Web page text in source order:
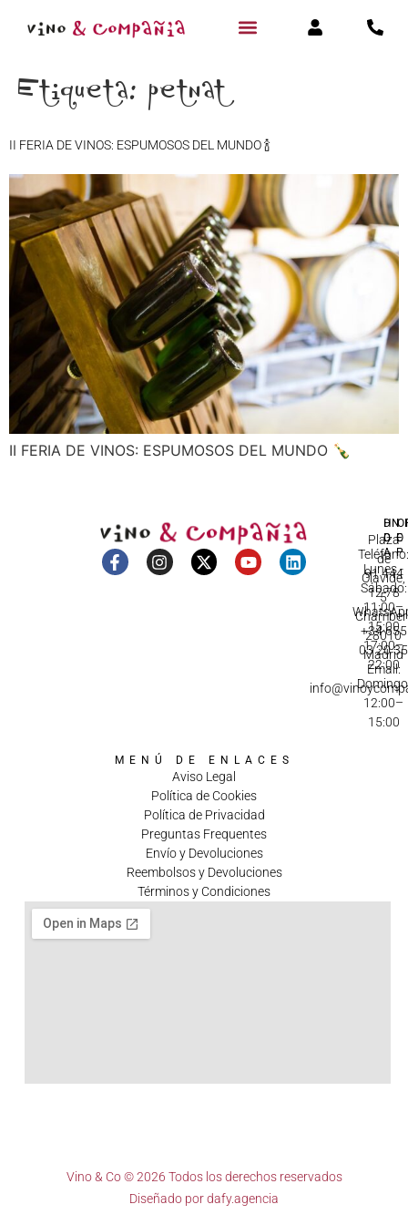
Etiqueta: petnat
II FERIA DE VINOS: ESPUMOSOS DEL MUNDO 🍾
II FERIA DE VINOS: ESPUMOSOS DEL MUNDO 🍾
Plaza
de
Olavide,
5
28010
Madrid
DE
Lunes -
Sábado:
11:00–
15:00
17:00–
22:00
12:00–
15:00
91 444
12 78
+34 655
03 20 35
Email:
MENÚ DE ENLACES
Aviso Legal
Política de Cookies
Política de Privacidad
Preguntas Frequentes
Envío y Devoluciones
Reembolsos y Devoluciones
Términos y Condiciones
Vino & Co © 2026 Todos los derechos reservados
Diseñado pordafy.agencia